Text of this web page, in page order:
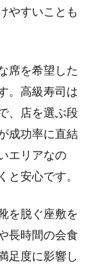
やすいことも
席を希望した
。高級寿司は
、店を選ぶ段
成功率に直結
エリアなの
安心です。
を脱ぐ座敷を
長時間の会食
足度に影響し